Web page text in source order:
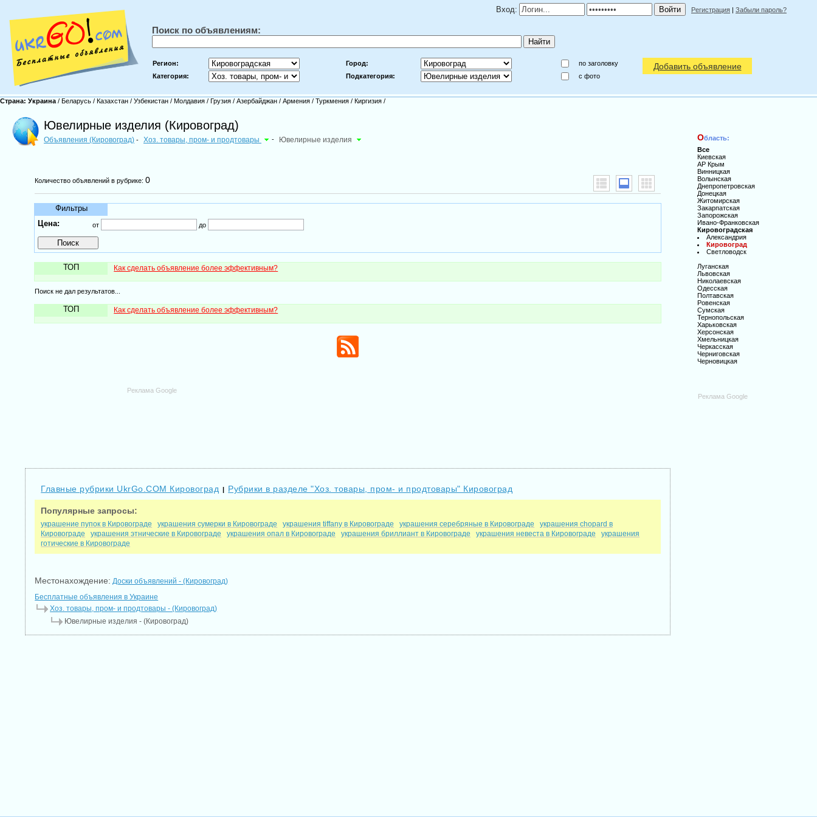
Вход: Регистрация | Забыли пароль?
Поиск по объявлениям:
Регион: Город:
по заголовку
Категория:
Подкатегория: c фото
Добавить объявление
Страна: Украина / Беларусь / Казахстан / Узбекистан / Молдавия / Грузия / Азербайджан / Армения / Туркмения / Киргизия /
Ювелирные изделия (Кировоград)
Объявления (Кировоград) - Хоз. товары, пром- и продтовары - Ювелирные изделия
Количество объявлений в рубрике:0
Фильтры
Цена:
от до
ТОП Как сделать объявление более эффективным?
Поиск не дал результатов...
ТОП Как сделать объявление более эффективным?
Реклама Google
Главные рубрики UkrGo.COM Кировоград | Рубрики в разделе "Хоз. товары, пром- и продтовары" Кировоград
Популярные запросы:
украшение пупок в Кировограде украшения сумерки в Кировограде украшения tiffany в Кировограде украшения серебряные в Кировограде
украшения chopard в
Кировограде
украшения этнические в Кировограде украшения опал в Кировограде украшения бриллиант в Кировограде украшения невеста в Кировограде
украшения
готические в Кировограде
Местонахождение: Доски объявлений - (Кировоград)
Бесплатные объявления в Украине
Хоз. товары, пром- и продтовары - (Кировоград)
Ювелирные изделия - (Кировоград)
Область:
Все
Киевская
АР Крым
Винницкая
Волынская
Днепропетровская
Донецкая
Житомирская
Закарпатская
Запорожская
Ивано-Франковская
Кировоградская
Александрия
Кировоград
Светловодск
Луганская
Львовская
Николаевская
Одесская
Полтавская
Ровенская
Сумская
Тернопольская
Харьковская
Херсонская
Хмельницкая
Черкасская
Черниговская
Черновицкая
Реклама Google